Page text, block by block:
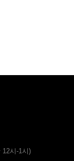
12시-1시)